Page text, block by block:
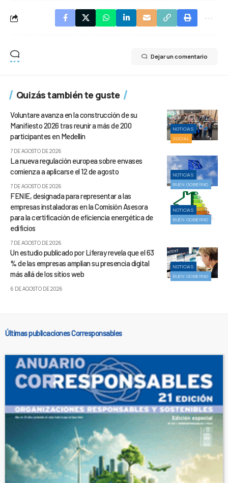
Dejar un comentario
Quizás también te guste
NOTICIAS
SOCIAL
Voluntare avanza en la construcción de su
Manifiesto 2026 tras reunir a más de 200
participantes en Medellín
7 DE AGOSTO DE 2026
NOTICIAS
BUEN GOBIERNO
La nueva regulación europea sobre envases
comienza a aplicarse el 12 de agosto
7 DE AGOSTO DE 2026
NOTICIAS
BUEN GOBIERNO
FENIE, designada para representar a las
empresas instaladoras en la Comisión Asesora
para la certificación de eficiencia energética de
edificios
7 DE AGOSTO DE 2026
NOTICIAS
BUEN GOBIERNO
Un estudio publicado por Liferay revela que el 63
% de las empresas amplían su presencia digital
más allá de los sitios web
6 DE AGOSTO DE 2026
Últimas publicaciones Corresponsables